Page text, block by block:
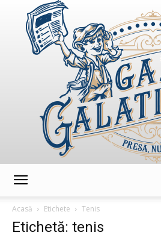
Acasă
Etichete Tenis
Etichetă: tenis